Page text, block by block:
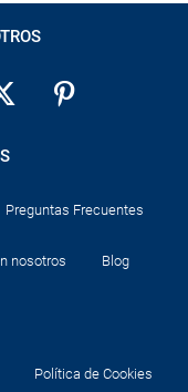
Preguntas Frecuentes
nosotros Blog
Política de Cookies